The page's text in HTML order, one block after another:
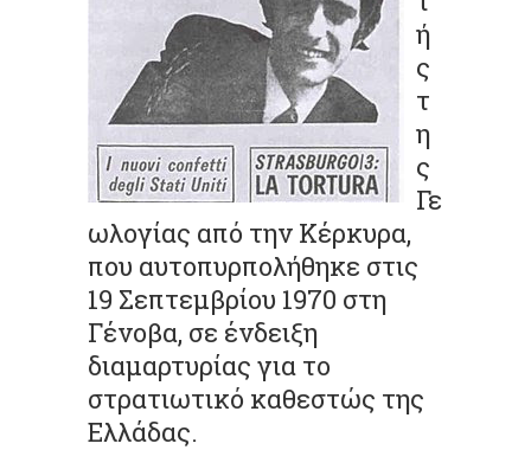
ή
ς
τ
η
ς
Γε
ωλογίας από την Κέρκυρα,
που αυτοπυρπολήθηκε στις
19 Σεπτεμβρίου 1970 στη
Γένοβα, σε ένδειξη
διαμαρτυρίας για το
στρατιωτικό καθεστώς της
Ελλάδας.